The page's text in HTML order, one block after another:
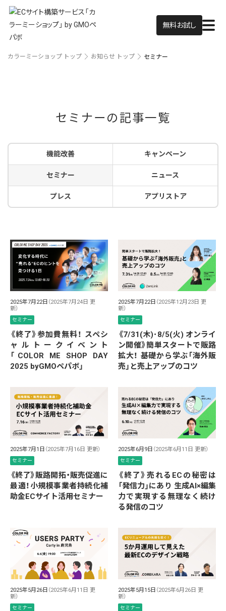
無料お試し
カラーミーショップ トップ お知らせ トップ セミナー
セミナーの記事一覧
機能改善 キャンペーン
セミナー ニュース
プレス アプリストア
2025年7月22日 （2025年7月24日 更
新）
セミナー
《終了》参加費無料！ スペシ
ャルトークイベント
「COLOR ME SHOP DAY
2025 byGMOペパボ」
2025年7月22日 （2025年12月23日 更
新）
セミナー
《7/31(木)･8/5(火) オンライ
ン開催》簡単スタートで販路
拡大！ 基礎から学ぶ「海外販
売」と売上アップのコツ
2025年7月1日 （2025年7月16日 更新）
セミナー
《終了》販路開拓・販売促進に
最適！小規模事業者持続化補
助金ECサイト活用セミナー
2025年6月9日 （2025年6月11日 更新）
セミナー
《終了》売れるECの秘密は
「発信力」にあり 生成AI×編集
力で実現する無理なく続け
る発信のコツ
2025年5月26日 （2025年6月11日 更
新）
セミナー
2025年5月15日 （2025年6月26日 更
新）
セミナー